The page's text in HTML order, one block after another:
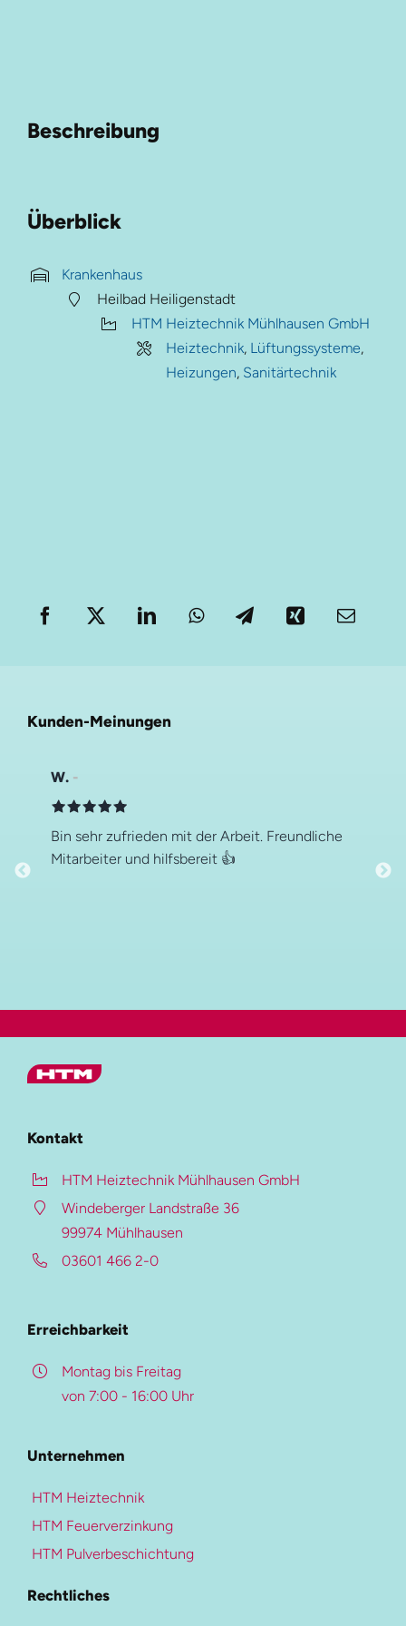
Beschreibung
Überblick
Krankenhaus
Heilbad Heiligenstadt
HTM Heiztechnik Mühlhausen GmbH
Heiztechnik, Lüftungssysteme,
Heizungen, Sanitärtechnik
Kunden-Meinungen
W.
Bin sehr zufrieden mit der Arbeit. Freundliche
Mitarbeiter und hilfsbereit 👍
Kontakt
HTM Heiztechnik Mühlhausen GmbH
Windeberger Landstraße 36
99974 Mühlhausen
03601 466 2-0
Erreichbarkeit
Montag bis Freitag
von 7:00 - 16:00 Uhr
Unternehmen
HTM Heiztechnik
HTM Feuerverzinkung
HTM Pulverbeschichtung
Rechtliches
Auf dieser Seite
Pulverbeschichtung
Farben- und Oberflächen
Qualitätskontrolle
Hauptmenü
HTM Verzinkung
HTM Beschichtung
HTM-Magazin
Karriere-Portal
Kontakt
Mehr zur Heiztechnik
Heiztechnik
Blockheizkraftwerke
Heizungen
Kältetechnik